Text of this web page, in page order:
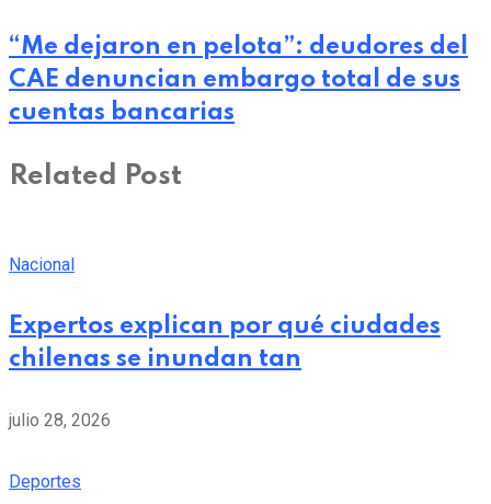
“Me dejaron en pelota”: deudores del
CAE denuncian embargo total de sus
cuentas bancarias
Related Post
Nacional
Expertos explican por qué ciudades
chilenas se inundan tan
julio 28, 2026
Deportes